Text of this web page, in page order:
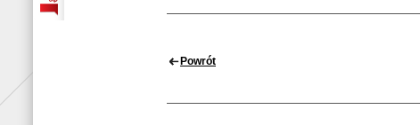
Powrót